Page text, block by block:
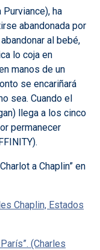
ha
abandonada por
al bebé,
lo coja en
manos de un
se encariñará
sea. Cuando el
llega a los cinco
permanecer
a Chaplin” en
Chaplin, Estados
(Charles